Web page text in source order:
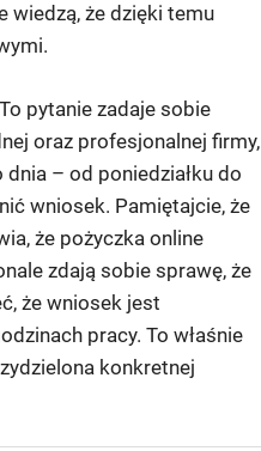
wiedzą, że dzięki temu
pytanie zadaje sobie
oraz profesjonalnej firmy,
– od poniedziałku do
wniosek. Pamiętajcie, że
że pożyczka online
zdają sobie sprawę, że
że wniosek jest
pracy. To właśnie
konkretnej